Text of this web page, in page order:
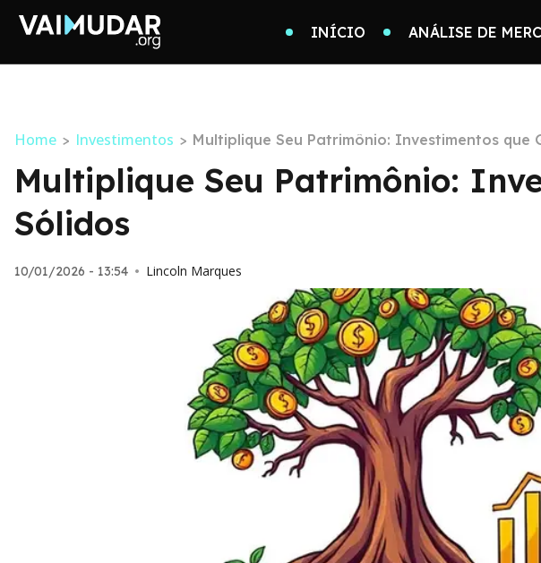
INÍCIO ANÁLISE DE
Home > Investimentos > Multiplique Seu Patrimônio: Investimentos que
Multiplique Seu Patrimônio:
Sólidos
10/01/2026 - 13:54 • Lincoln Marques